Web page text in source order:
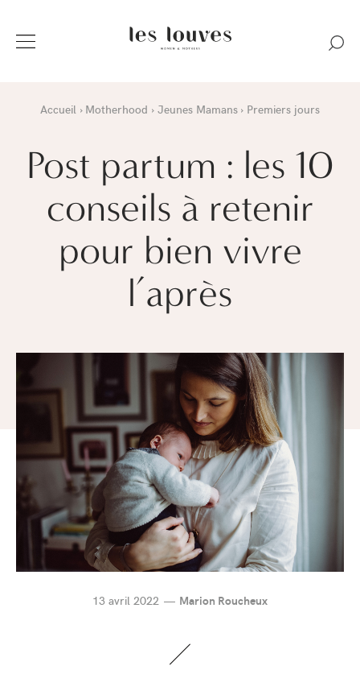
Accueil Motherhood Jeunes Mamans Premiers jours
Post partum : les 10
conseils à retenir
pour bien vivre
l’après
13 avril 2022 Marion Roucheux